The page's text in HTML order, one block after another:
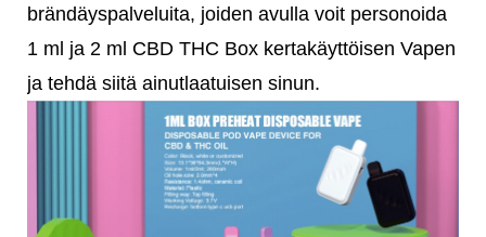
brändäyspalveluita, joiden avulla voit personoida
1 ml ja 2 ml CBD THC Box kertakäyttöisen Vapen
ja tehdä siitä ainutlaatuisen sinun.